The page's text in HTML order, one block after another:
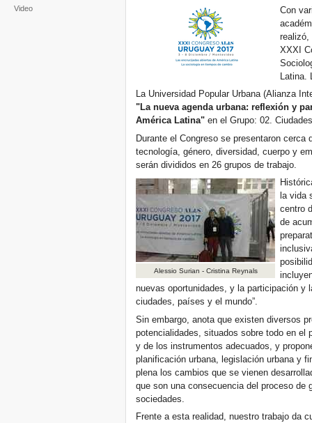
Video
Con
realizó,
XXXI
La Universidad Popular Urbana (Alianza
"La nueva agenda urbana: reflexión y
América Latina"en el Grupo: 02.
Durante el Congreso se presentaron
tecnología, género, diversidad, cuerpo y
serán divididos en 26 grupos de trabajo.
Alessio Surian - Cristina Reynals
la vida
centro
de
nuevas oportunidades, y la participación y
ciudades, países y el mundo”.
Sin embargo, anota que existen diversos
potencialidades, situados sobre todo en
y de los instrumentos adecuados, y
planificación urbana, legislación urbana y
plena los cambios que se vienen
que son una consecuencia del proceso de
sociedades.
Frente a esta realidad, nuestro trabajo da